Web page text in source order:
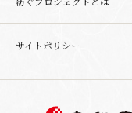
サイトポリシー